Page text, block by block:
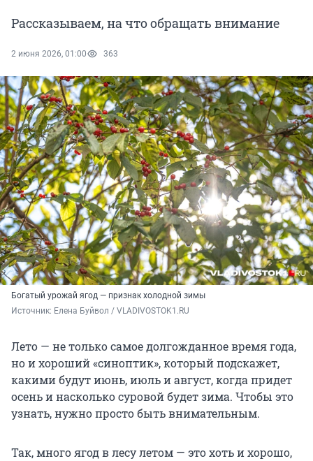
Рассказываем, на что обращать внимание
2 июня 2026, 01:00 363
Богатый урожай ягод — признак холодной зимы
Источник: Елена Буйвол / VLADIVOSTOK1.RU
Лето — не только самое долгожданное время года,
но и хороший «синоптик», который подскажет,
какими будут июнь, июль и август, когда придет
осень и насколько суровой будет зима. Чтобы это
узнать, нужно просто быть внимательным.
Так, много ягод в лесу летом — это хоть и хорошо,